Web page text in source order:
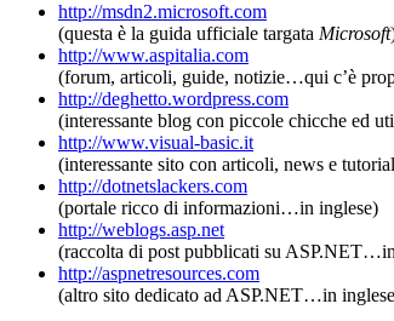
http://msdn2.microsoft.com
(questa è la guida ufficiale targata Microsoft
http://www.aspitalia.com
(forum, articoli, guide, notizie…qui c’è
http://deghetto.wordpress.com
(interessante blog con piccole chicche ed
http://www.visual-basic.it
(interessante sito con articoli, news e
http://dotnetslackers.com
(portale ricco di informazioni…in inglese)
http://weblogs.asp.net
(raccolta di post pubblicati su
http://aspnetresources.com
(altro sito dedicato ad ASP.NET…in